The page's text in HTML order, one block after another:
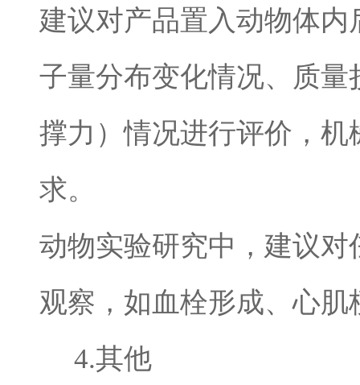
建议对产品置入动物体
子量分布变化情况、质
撑力）情况进行评价，
求。
动物实验研究中，建议
观察，如血栓形成、心
4.其他